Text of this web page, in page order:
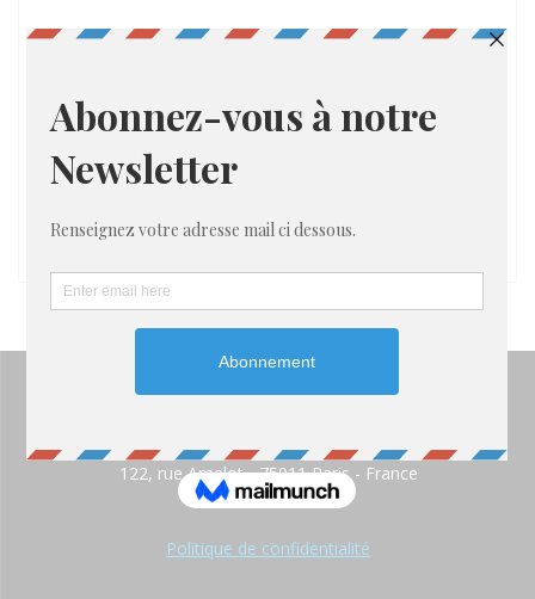
122, rue Amelot - 75011 Paris - France
Politique de confidentialité